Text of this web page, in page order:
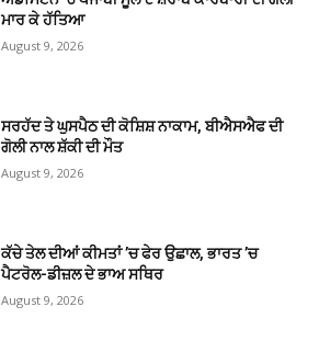
ਮਾਰ ਕੇ ਹੱਤਿਆ
August 9, 2026
ਸਰਹੱਦ ਤੇ ਘੁਸਪੈਠ ਦੀ ਕੋਸ਼ਿਸ਼ ਨਾਕਾਮ, ਬੀਐਸਐਫ ਦੀ
ਗੋਲੀ ਨਾਲ ਸ਼ੱਕੀ ਦੀ ਮੌਤ
August 9, 2026
ਕੱਚੇ ਤੇਲ ਦੀਆਂ ਕੀਮਤਾਂ ’ਚ ਫੇਰ ਉਛਾਲ, ਭਾਰਤ ’ਚ
ਪੈਟਰੋਲ-ਡੀਜ਼ਲ ਦੇ ਭਾਅ ਸਥਿਰ
August 9, 2026